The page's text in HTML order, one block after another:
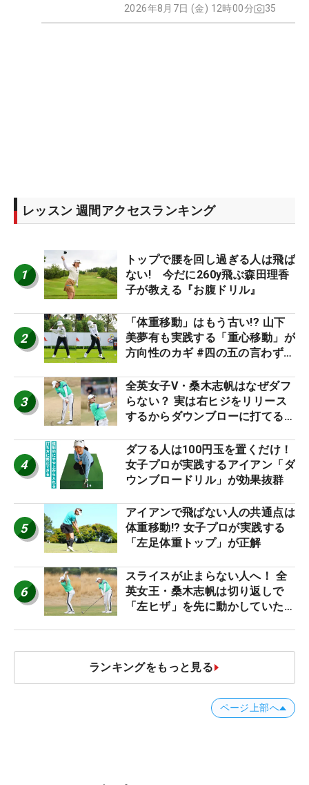
2026年8月7日 (金) 12時00分 35
レッスン 週間アクセスランキング
1
トップで腰を回し過ぎる人は飛ば
ない! 今だに260y飛ぶ森田理香
子が教える『お腹ドリル』
2
「体重移動」はもう古い!? 山下
美夢有も実践する「重心移動」が
方向性のカギ #四の五の言わず振
3
全英女子V・桑木志帆はなぜダフ
らない？ 実は右ヒジをリリース
するからダウンブローに打てる #
4
ダフる人は100円玉を置くだけ！
女子プロが実践するアイアン「ダ
ウンブロードリル」が効果抜群
5
アイアンで飛ばない人の共通点は
体重移動!? 女子プロが実践する
「左足体重トップ」が正解
6
スライスが止まらない人へ！ 全
英女王・桑木志帆は切り返しで
「左ヒザ」を先に動かしていた
ランキングをもっと見る
ページ上部へ